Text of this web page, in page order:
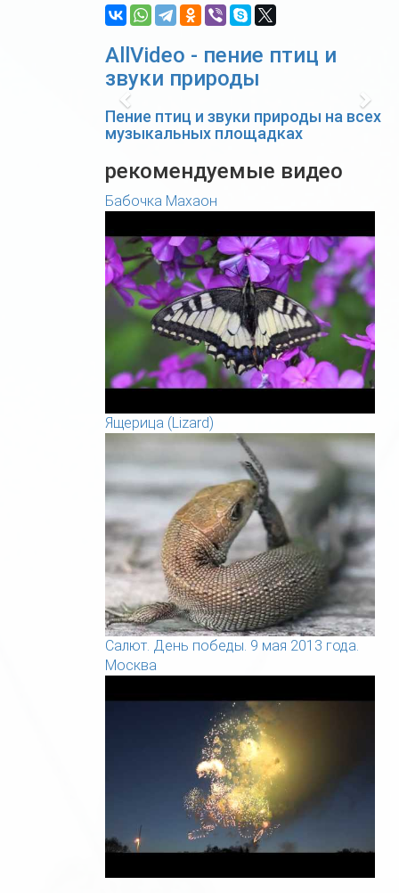
AllVideo - пение птиц и
звуки природы
Previous
Пение птиц и звуки природы на всех
музыкальных площадках
рекомендуемые видео
Бабочка Махаон
Ящерица (Lizard)
Салют. День победы. 9 мая 2013 года.
Москва